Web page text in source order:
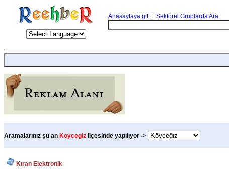
Anasayfaya git| Sektörel Gruplarda Ara
Aramalarınız şu an Koycegiz ilçesinde yapılıyor ->
Kıran Elektronik